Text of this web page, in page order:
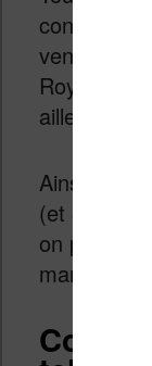
contexte
ventes de
Royaume-
ailleurs.
Ainsi, avec
(et 8,5%
on peut
marché du